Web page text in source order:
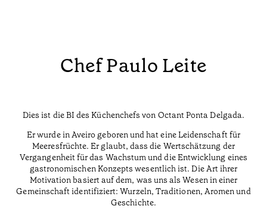
Chef Paulo Leite
Dies ist die BI des Küchenchefs von Octant Ponta Delgada.
Er wurde in Aveiro geboren und hat eine Leidenschaft für
Meeresfrüchte. Er glaubt, dass die Wertschätzung der
Vergangenheit für das Wachstum und die Entwicklung eines
gastronomischen Konzepts wesentlich ist. Die Art ihrer
Motivation basiert auf dem, was uns als Wesen in einer
Gemeinschaft identifiziert: Wurzeln, Traditionen, Aromen und
Geschichte.